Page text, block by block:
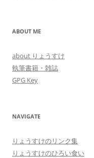
ABOUT ME
about りょうすけ
執筆書籍・雑誌
GPG Key
NAVIGATE
りょうすけのリンク集
りょうすけのひろい食い